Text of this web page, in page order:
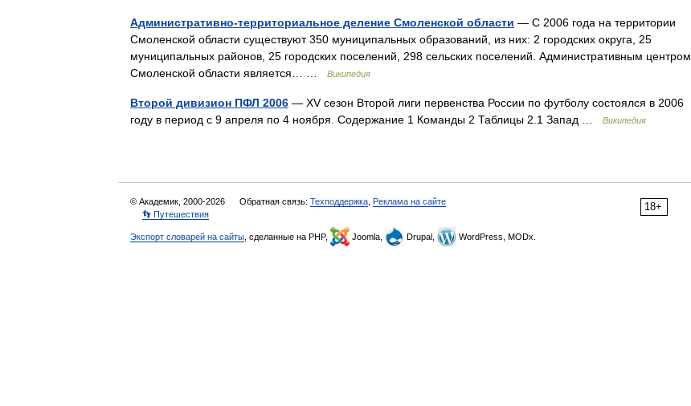
Административно-территориальное деление Смоленской области — С 2006 года на территории
Смоленской области существуют 350 муниципальных образований, из них: 2 городских округа, 25
муниципальных районов, 25 городских поселений, 298 сельских поселений. Административным центром
Смоленской области является… …
Википедия
Второй дивизион ПФЛ 2006 — XV сезон Второй лиги первенства России по футболу состоялся в 2006
году в период с 9 апреля по 4 ноября. Содержание 1 Команды 2 Таблицы 2.1 Запад …
Википедия
18+
© Академик, 2000-2026 Обратная связь: Техподдержка Реклама на сайте
👣 Путешествия
Экспорт словарей на сайты , сделанные на PHP, Joomla, Drupal, WordPress, MODx.